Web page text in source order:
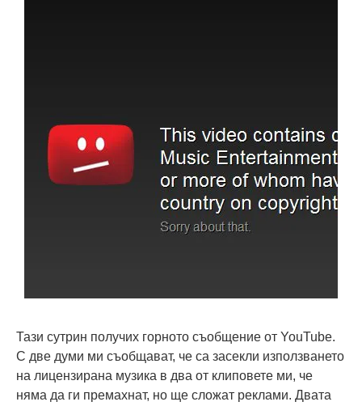
Тази сутрин получих горното съобщение от YouTube.
С две думи ми съобщават, че са засекли използването
на лицензирана музика в два от клиповете ми, че
няма да ги премахнат, но ще сложат реклами. Двата